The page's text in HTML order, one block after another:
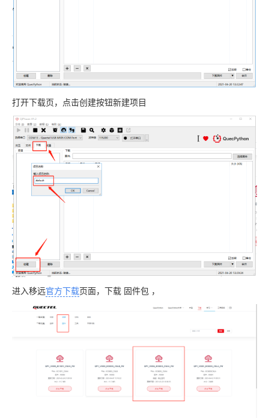
打开下载页，点击创建按钮新建项目
进入移远官方下载页面，下载 固件包 ，